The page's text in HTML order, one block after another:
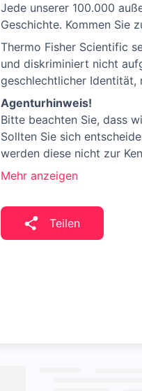
Jede unserer 100.000
Geschichte. Kommen Sie
Thermo Fisher Scientific
und diskriminiert nicht
geschlechtlicher Identität,
Agenturhinweis!
Bitte beachten Sie, dass
Sollten Sie sich
werden diese nicht zur
Mehr anzeigen
Teilen